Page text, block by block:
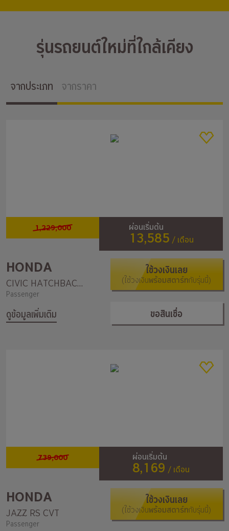
รุ่นรถยนต์ใหม่ที่ใกล้เคียง
จากประเภท จากราคา
1,229,000 ผ่อนเริ่มต้น
13,585 / เดือน
HONDA
CIVIC HATCHBACK TURBO RS
Passenger
ดูข้อมูลเพิ่มเติม
ใช้วงเงินเลย
(ใช้วงเงินพร้อมสตาร์ทกับรุ่นนี้)
ขอสินเชื่อ
739,000 ผ่อนเริ่มต้น
8,169 / เดือน
HONDA
JAZZ RS CVT
Passenger
ใช้วงเงินเลย
(ใช้วงเงินพร้อมสตาร์ทกับรุ่นนี้)